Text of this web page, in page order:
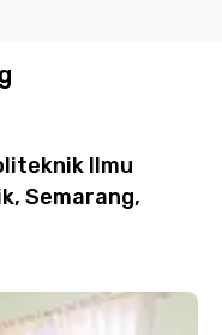
Ilmu
Semarang,